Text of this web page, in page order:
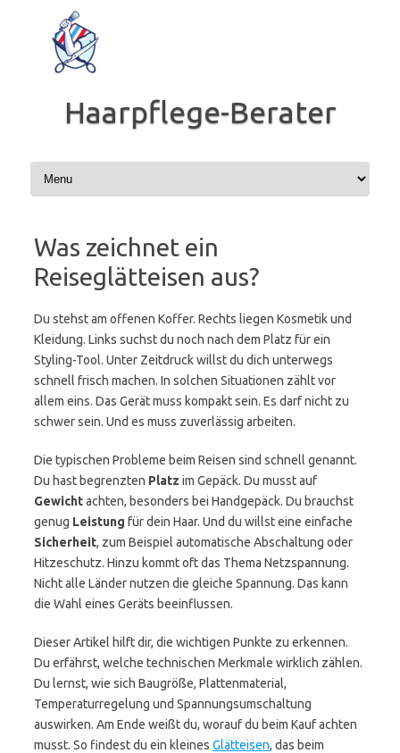
springen
Haarpflege-Berater
Was zeichnet ein
Reiseglätteisen aus?
Du stehst am offenen Koffer. Rechts liegen Kosmetik und
Kleidung. Links suchst du noch nach dem Platz für ein
Styling-Tool. Unter Zeitdruck willst du dich unterwegs
schnell frisch machen. In solchen Situationen zählt vor
allem eins. Das Gerät muss kompakt sein. Es darf nicht zu
schwer sein. Und es muss zuverlässig arbeiten.
Die typischen Probleme beim Reisen sind schnell genannt.
Du hast begrenzten Platz im Gepäck. Du musst auf
Gewichtachten, besonders bei Handgepäck. Du brauchst
genug Leistung für dein Haar. Und du willst eine einfache
Sicherheit, zum Beispiel automatische Abschaltung oder
Hitzeschutz. Hinzu kommt oft das Thema Netzspannung.
Nicht alle Länder nutzen die gleiche Spannung. Das kann
die Wahl eines Geräts beeinflussen.
Dieser Artikel hilft dir, die wichtigen Punkte zu erkennen.
Du erfährst, welche technischen Merkmale wirklich zählen.
Du lernst, wie sich Baugröße, Plattenmaterial,
Temperaturregelung und Spannungsumschaltung
auswirken. Am Ende weißt du, worauf du beim Kauf achten
musst. So findest du ein kleines Glätteisen, das beim